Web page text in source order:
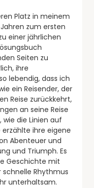
Platz in meinem
zum ersten
einer jährlichen
Seiten zu
ihre
lebendig, dass ich
ein Reisender, der
Reise zurückkehrt,
an seine Reise
die Linien auf
ihre eigene
Abenteuer und
und Triumph. Es
Geschichte mit
Rhythmus
unterhaltsam.